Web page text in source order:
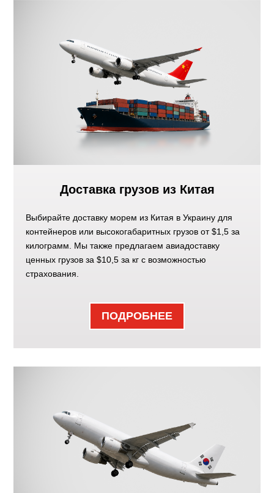
Доставка грузов из Китая
Выбирайте доставку морем из Китая в Украину для
контейнеров или высокогабаритных грузов от $1,5 за
килограмм. Мы также предлагаем авиадоставку
ценных грузов за $10,5 за кг с возможностью
страхования.
ПОДРОБНЕЕ